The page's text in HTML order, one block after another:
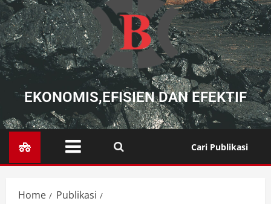
EKONOMIS,EFISIEN DAN EFEKTIF
Cari Publikasi
Home
Publikasi